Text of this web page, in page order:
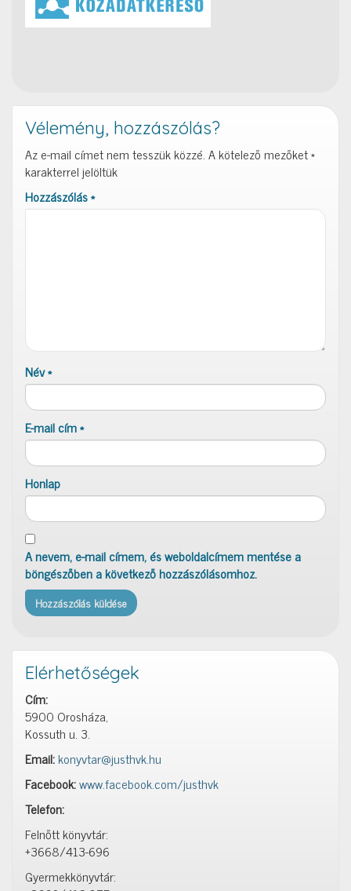
Vélemény, hozzászólás?
Az e-mail címet nem tesszük közzé.A kötelező mezőket*
karakterrel jelöltük
Hozzászólás*
Név*
E-mail cím*
Honlap
A nevem, e-mail címem, és weboldalcímem mentése a
böngészőben a következő hozzászólásomhoz.
Elérhetőségek
Cím:
5900 Orosháza,
Kossuth u. 3.
Email:konyvtar@justhvk.hu
Facebook:www.facebook.com/justhvk
Telefon:
Felnőtt könyvtár:
+3668/413-696
Gyermekkönyvtár: